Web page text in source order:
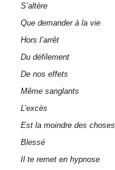
S’altère
Que demander à la vie
Hors l’arrêt
Du défilement
De nos effets
Même sanglants
L’excès
Est la moindre des choses
Blessé
Il te remet en hypnose